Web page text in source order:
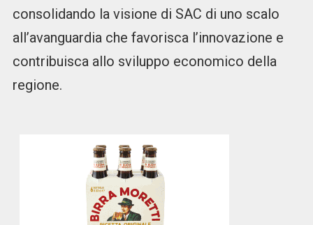
consolidando la visione di SAC di uno scalo
all’avanguardia che favorisca l’innovazione e
contribuisca allo sviluppo economico della
regione.